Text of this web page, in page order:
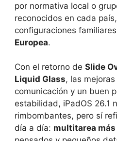
por normativa local o
reconocidos en cada
configuraciones
Europea.
Con el retorno de Slide
Liquid Glass, las
comunicación y un buen
estabilidad, iPadOS 26.1
rimbombantes, pero sí
día a día: multitarea